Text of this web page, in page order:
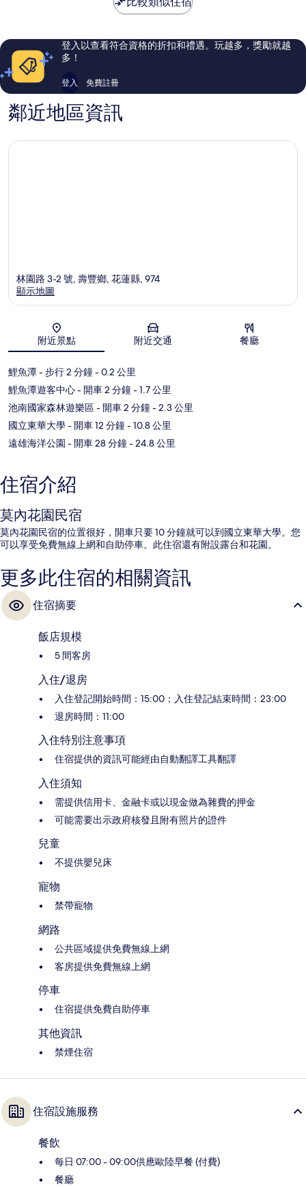
評
論
評
論
登入以查看符合資格的折扣和禮遇。玩越多，獎勵就越
多！
登入 免費註冊
鄰近地區資訊
地圖
林園路 3-2 號, 壽豐鄉, 花蓮縣, 974
顯示地圖
附近景點 附近交通 餐廳
鯉魚潭- 步行 2 分鐘- 0.2 公里
鯉魚潭遊客中心- 開車 2 分鐘- 1.7 公里
池南國家森林遊樂區- 開車 2 分鐘- 2.3 公里
國立東華大學- 開車 12 分鐘- 10.8 公里
遠雄海洋公園 - 開車 28 分鐘- 24.8 公里
住宿介紹
莫內花園民宿
莫內花園民宿的位置很好，開車只要 10 分鐘就可以到國立東華大學。您
可以享受免費無線上網和自助停車。此住宿還有附設露台和花園。
更多此住宿的相關資訊
住宿摘要
飯店規模
5 間客房
入住/退房
入住登記開始時間：15:00；入住登記結束時間：23:00
退房時間：11:00
入住特別注意事項
住宿提供的資訊可能經由自動翻譯工具翻譯
入住須知
需提供信用卡、金融卡或以現金做為雜費的押金
可能需要出示政府核發且附有照片的證件
兒童
不提供嬰兒床
寵物
禁帶寵物
網路
公共區域提供免費無線上網
客房提供免費無線上網
停車
住宿提供免費自助停車
其他資訊
禁煙住宿
住宿設施服務
餐飲
每日 07:00 - 09:00供應歐陸早餐 (付費)
餐廳